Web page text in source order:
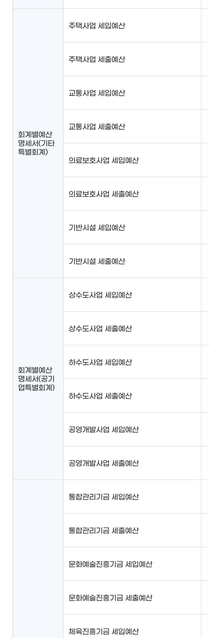
회계별예산
명세서(기타
특별회계)
주택사업 세입예산
주택사업 세출예산
교통사업 세입예산
교통사업 세출예산
의료보호사업 세입예산
의료보호사업 세출예산
기반시설 세입예산
기반시설 세출예산
회계별예산
명세서(공기
업특별회계)
상수도사업 세입예산
상수도사업 세출예산
하수도사업 세입예산
하수도사업 세출예산
공영개발사업 세입예산
공영개발사업 세출예산
통합관리기금 세입예산
통합관리기금 세출예산
문화예술진흥기금 세입예산
문화예술진흥기금 세출예산
체육진흥기금 세입예산